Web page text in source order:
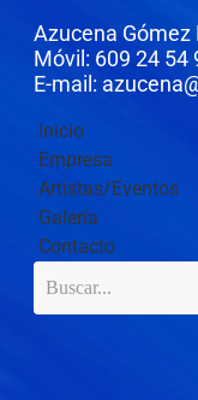
Azucena Gómez
Móvil: 609 24 54
E-mail:
Inicio
Empresa
Artistas/Eventos
Galería
Contacto